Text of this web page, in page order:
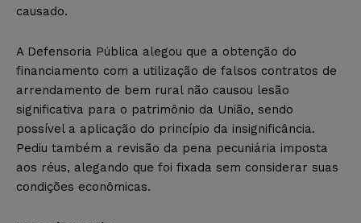
causado.
A Defensoria Pública alegou que a obtenção do
financiamento com a utilização de falsos contratos de
arrendamento de bem rural não causou lesão
significativa para o patrimônio da União, sendo
possível a aplicação do princípio da insignificância.
Pediu também a revisão da pena pecuniária imposta
aos réus, alegando que foi fixada sem considerar suas
condições econômicas.